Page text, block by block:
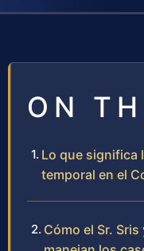
ON
Lo que significa
temporal en el
Cómo el Sr.